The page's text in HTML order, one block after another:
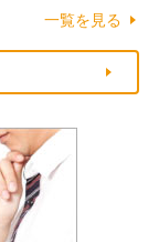
一覧を見る